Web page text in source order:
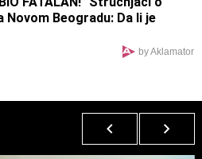
Novom Beogradu: Da li je
by Aklamator